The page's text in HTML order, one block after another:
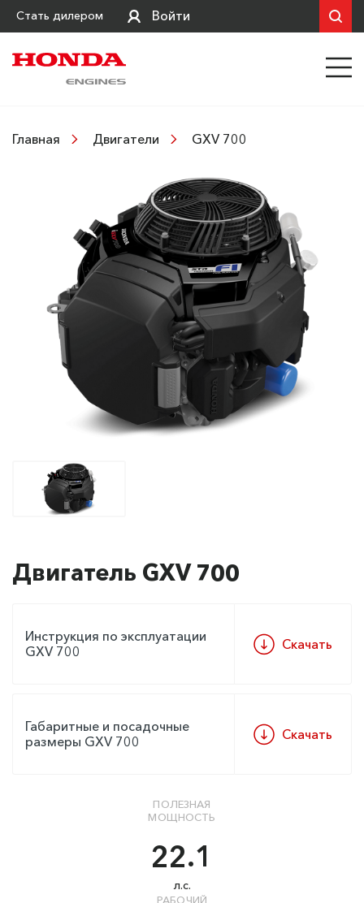
Стать дилером Войти
Главная Двигатели GXV 700
Двигатель GXV 700
Инструкция по эксплуатации
GXV 700
Скачать
Габаритные и посадочные
размеры GXV 700
Скачать
ПОЛЕЗНАЯ
МОЩНОСТЬ
22.1
л.с.
РАБОЧИЙ